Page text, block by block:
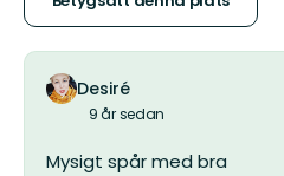
Desiré
9 år sedan
Mysigt spår med bra